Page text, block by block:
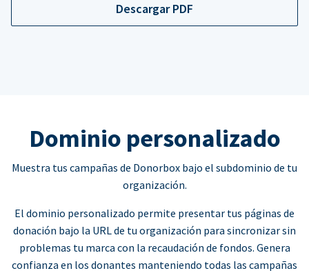
Descargar PDF
Dominio personalizado
Muestra tus campañas de Donorbox bajo el subdominio de tu
organización.
El dominio personalizado permite presentar tus páginas de
donación bajo la URL de tu organización para sincronizar sin
problemas tu marca con la recaudación de fondos. Genera
confianza en los donantes manteniendo todas las campañas